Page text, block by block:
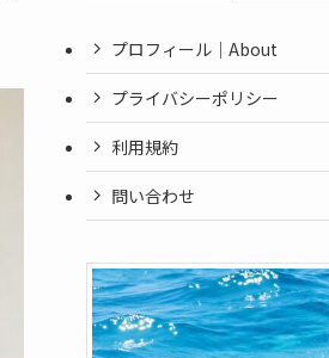
プロフィール｜About
プライバシーポリシー
利用規約
問い合わせ